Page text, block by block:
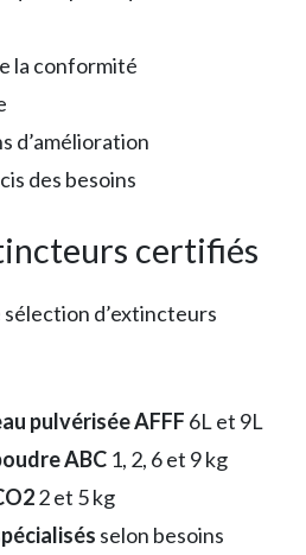
la conformité
d’amélioration
des besoins
certifiés
d’extincteurs
pulvérisée AFFF 6L et 9L
ABC 1, 2, 6 et 9 kg
2 et 5 kg
selon besoins